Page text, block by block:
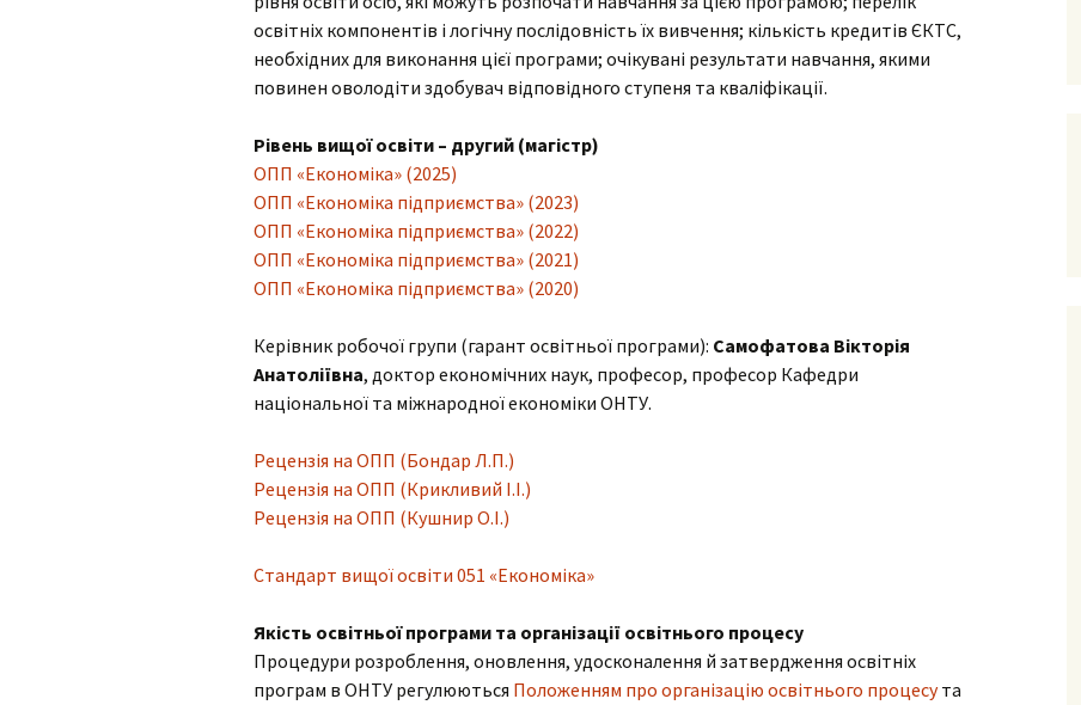
Партнери кафедри
Успішні випускники
Протоколи засідань
Освітні програми
«Магістр»
«Доктор філософії»
Відгуки випускників
Дипломне
проектування
Графік консультацій
Зразки документів
Найкращі студенти
Наукова робота
студентів
освітніх компонентів і логічну послідовність їх вивчення; кількість кредитів ЄКТС,
необхідних для виконання цієї програми; очікувані результати навчання, якими
повинен оволодіти здобувач відповідного ступеня та кваліфікації.
Рівень вищої освіти – другий (магістр)
ОПП «Економіка» (2025)
ОПП «Економіка підприємства» (2023)
ОПП «Економіка підприємства» (2022)
ОПП «Економіка підприємства» (2021)
ОПП «Економіка підприємства» (2020)
Керівник робочої групи (гарант освітньої програми): Самофатова Вікторія
Анатоліївна, доктор економічних наук, професор, професор Кафедри
національної та міжнародної економіки ОНТУ.
Рецензія на ОПП (Бондар Л.П.)
Рецензія на ОПП (Крикливий І.І.)
Рецензія на ОПП (Кушнир О.І.)
Стандарт вищої освіти 051 «Економіка»
Якість освітньої програми та організації освітнього процесу
Процедури розроблення, оновлення, удосконалення й затвердження освітніх
програм в ОНТУ регулюються Положенням про організацію освітнього процесута